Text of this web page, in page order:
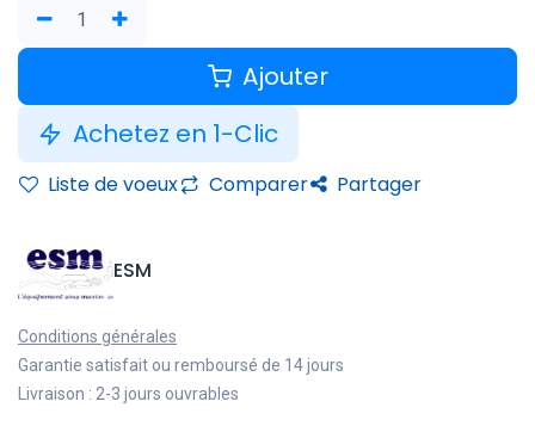
Ajouter
Achetez en 1-Clic
Liste de voeux Comparer Partager
ESM
Conditions générales
Garantie satisfait ou remboursé de 14 jours
Livraison : 2-3 jours ouvrables